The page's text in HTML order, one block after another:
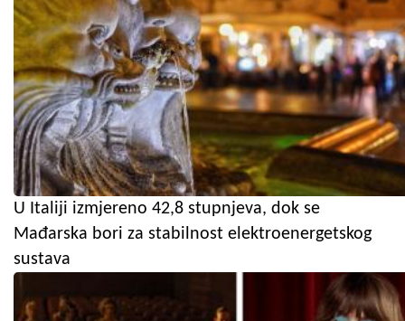
U Italiji izmjereno 42,8 stupnjeva, dok se
Mađarska bori za stabilnost elektroenergetskog
sustava